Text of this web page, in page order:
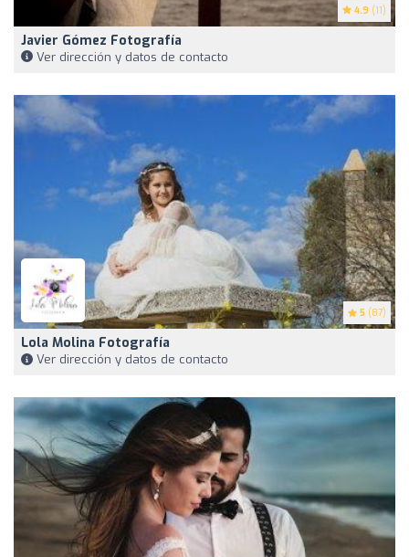
4.9 (11)
Javier Gómez Fotografía
Ver dirección y datos de contacto
5 (87)
Lola Molina Fotografía
Ver dirección y datos de contacto